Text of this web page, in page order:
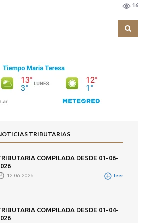
16
TRIBUTARIAS
COMPILADA DESDE 01-06-
12-06-2026 leer
COMPILADA DESDE 01-04-